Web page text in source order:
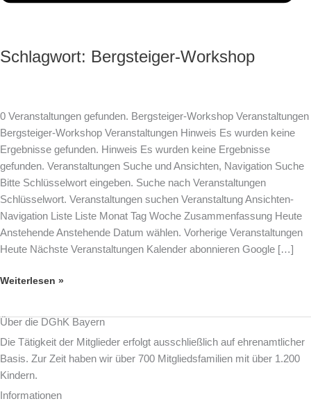
Schlagwort: Bergsteiger-Workshop
0 Veranstaltungen gefunden. Bergsteiger-Workshop Veranstaltungen
Bergsteiger-Workshop Veranstaltungen Hinweis Es wurden keine
Ergebnisse gefunden. Hinweis Es wurden keine Ergebnisse
gefunden. Veranstaltungen Suche und Ansichten, Navigation Suche
Bitte Schlüsselwort eingeben. Suche nach Veranstaltungen
Schlüsselwort. Veranstaltungen suchen Veranstaltung Ansichten-
Navigation Liste Liste Monat Tag Woche Zusammenfassung Heute
Anstehende Anstehende Datum wählen. Vorherige Veranstaltungen
Heute Nächste Veranstaltungen Kalender abonnieren Google […]
Bergsteiger-
am
langen
Pfingst-
Wochenende
Weiterlesen »
Über die DGhK Bayern
Die Tätigkeit der Mitglieder erfolgt ausschließlich auf ehrenamtlicher
Basis. Zur Zeit haben wir über 700 Mitgliedsfamilien mit über 1.200
Kindern.
Informationen